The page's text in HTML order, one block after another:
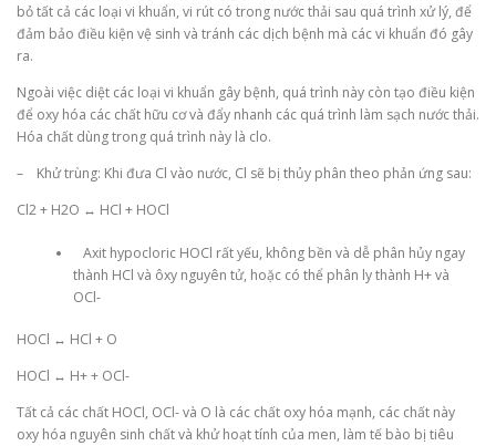
bỏ tất cả các loại vi khuẩn, vi rút có trong nước thải sau quá trình xử lý, để
đảm bảo điều kiện vệ sinh và tránh các dịch bệnh mà các vi khuẩn đó gây
ra.
Ngoài việc diệt các loại vi khuẩn gây bệnh, quá trình này còn tạo điều kiện
để oxy hóa các chất hữu cơ và đẩy nhanh các quá trình làm sạch nước thải.
Hóa chất dùng trong quá trình này là clo.
– Khử trùng: Khi đưa Cl vào nước, Cl sẽ bị thủy phân theo phản ứng sau:
Cl2 + H2O ↔ HCl + HOCl
Axit hypocloric HOCl rất yếu, không bền và dễ phân hủy ngay
thành HCl và ôxy nguyên tử, hoặc có thể phân ly thành H+ và
OCl-
HOCl ↔ HCl + O
HOCl ↔ H+ + OCl-
Tất cả các chất HOCl, OCl- và O là các chất oxy hóa mạnh, các chất này
oxy hóa nguyên sinh chất và khử hoạt tính của men, làm tế bào bị tiêu